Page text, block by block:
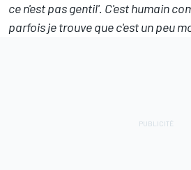
ce n'est pas gentil'. C'est humain
parfois je trouve que c'est un peu